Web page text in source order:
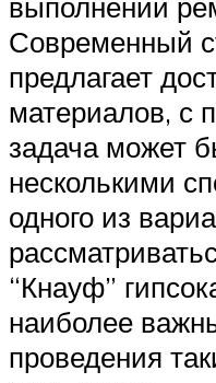
Современный
предлагает
материалов, с
задача может
несколькими
одного из
“Кнауф”
наиболее
проведения